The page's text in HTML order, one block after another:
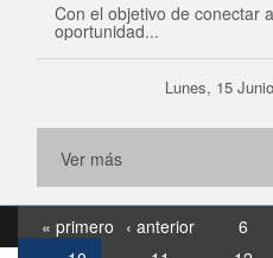
Con el objetivo de conectar
oportunidad...
Lunes, 15
Ver más
« primero ‹ anterior 6